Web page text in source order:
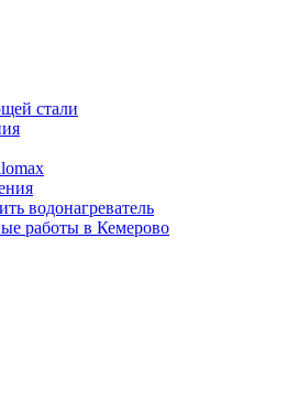
стали
водонагреватель
работы в Кемерово